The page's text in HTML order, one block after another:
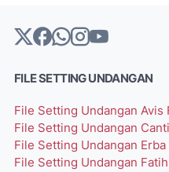
FILE SETTING UNDANGAN
File Setting Undangan Avis
File Setting Undangan
File Setting Undangan Erba
File Setting Undangan Fatih